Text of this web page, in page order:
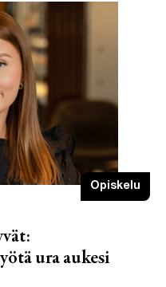
Opiskelu
ura aukesi